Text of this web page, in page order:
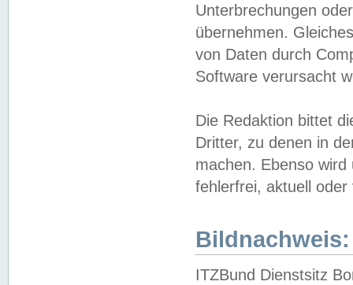
Unterbrechungen
übernehmen.
von Daten durch
Software verursacht
Die Redaktion bittet
Dritter, zu denen in
machen. Ebenso
fehlerfrei, aktuell oder
Bildnachweis:
ITZBund Dienstsitz